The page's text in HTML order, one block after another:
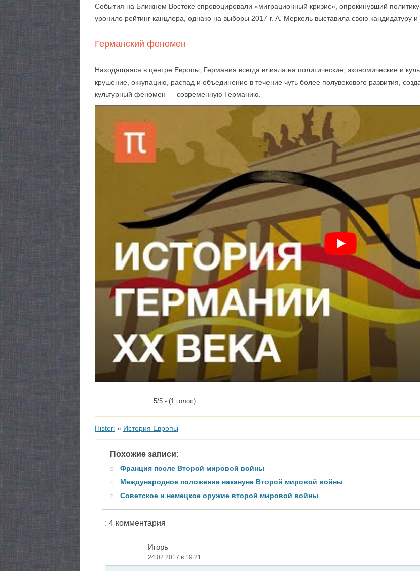
События на Ближнем Востоке спровоцировали «миграционный кризис», опрокинувший
уронило рейтинг канцлера, однако на выборы 2017 г. А. Меркель выставила свою кандидатуру
Германский феномен
Находящаяся в центре Европы, Германия всегда влияла на политические, экономические и
крушение, оккупацию, распад и объединение в течение чуть более полувекового развития,
культурный феномен — современную Германию.
5/5 - (1 голос)
Histerl » История Европы
Похожие записи:
Франция после Второй мировой войны
Международное положение накануне Второй мировой войны
Советское и немецкое оружие второй мировой войны
: 4 комментария
Игорь
24.02.2017 в 19:21